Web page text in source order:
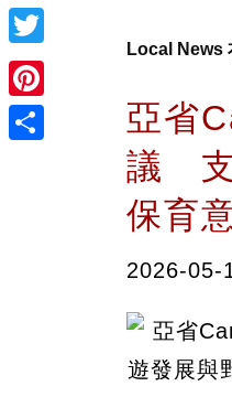
Facebook
Twitter
Pinterest
Local News
亞省
議 支
保育
2026-05-